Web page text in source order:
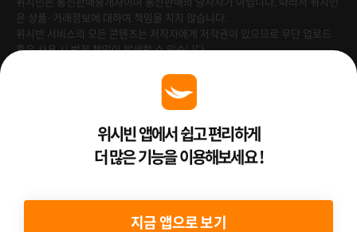
은 상품·거래정보에 대하여 책임을 지지 않습니다.
위시빈 서비스의 모든 콘텐츠는 저작자에게 저작권이 있으므로 무단 업로드
혹은 사용 시 법적 책임이 발생할 수 있습니다.
Venture Enterprise위시빈 앱에서 쉽고 편리하게
더 많은 기능을 이용해보세요 !
지금 앱으로 보기